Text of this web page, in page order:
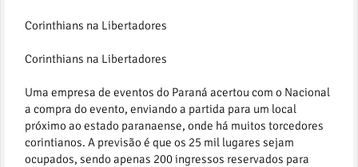
Corinthians na Libertadores
Corinthians na Libertadores
Uma empresa de eventos do Paraná acertou com o Nacional
a compra do evento, enviando a partida para um local
próximo ao estado paranaense, onde há muitos torcedores
corintianos. A previsão é que os 25 mil lugares sejam
ocupados, sendo apenas 200 ingressos reservados para